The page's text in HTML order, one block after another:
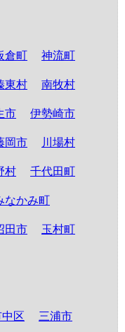
倉町 神流町
東村 南牧村
市 伊勢崎市
岡市 川場村
村 千代田町
なかみ町
田市 玉村町
区 三浦市